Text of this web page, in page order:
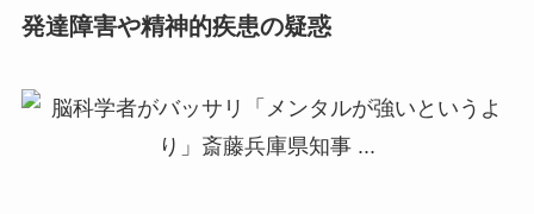
発達障害や精神的疾患の疑惑